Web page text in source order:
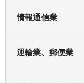
情報通信業
運輸業、郵便業